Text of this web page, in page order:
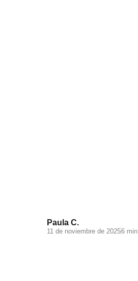
Paula C.
11 de noviembre de 20256 min.